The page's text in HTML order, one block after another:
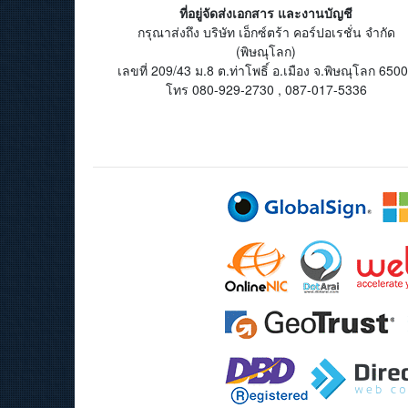
ที่อยู่จัดส่งเอกสาร และงานบัญชี
กรุณาส่งถึง บริษัท เอ็กซ์ตร้า คอร์ปอเรชั่น จำกัด
(พิษณุโลก)
เลขที่ 209/43 ม.8 ต.ท่าโพธิ์ อ.เมือง จ.พิษณุโลก
โทร 080-929-2730 , 087-017-5336